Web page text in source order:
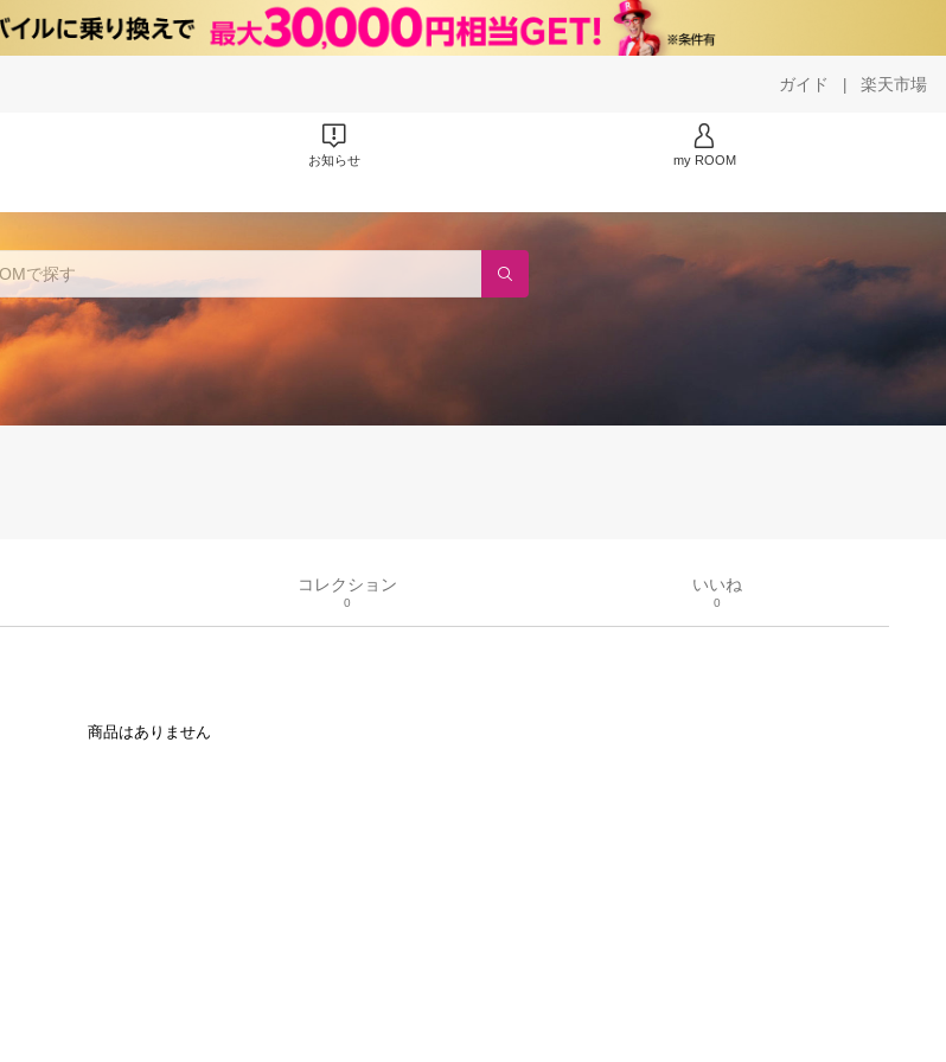
ガイド | 楽天市場
お知らせ my ROOM
コレクション
0
いいね
0
商品はありません